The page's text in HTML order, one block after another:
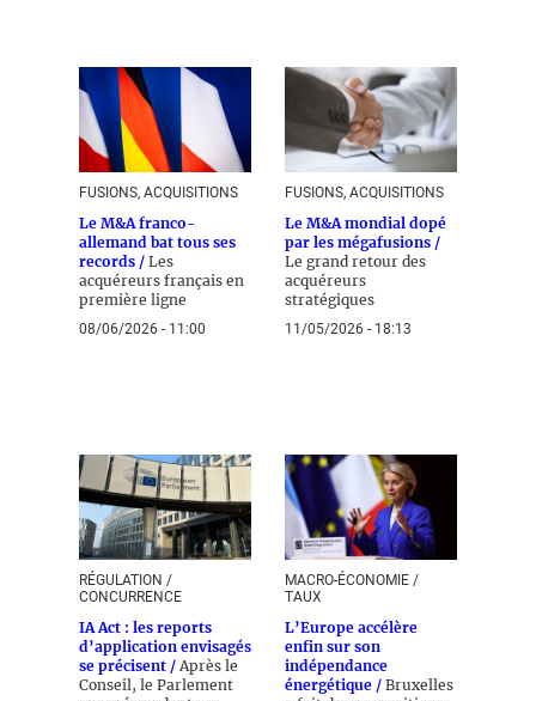
FUSIONS, ACQUISITIONS
Le M&A franco-
allemand bat tous ses
records / Les
acquéreurs français en
première ligne
08/06/2026 - 11:00
FUSIONS, ACQUISITIONS
Le M&A mondial dopé
par les mégafusions /
Le grand retour des
acquéreurs
stratégiques
11/05/2026 - 18:13
RÉGULATION /
CONCURRENCE
IA Act : les reports
d’application envisagés
se précisent / Après le
Conseil, le Parlement
MACRO-ÉCONOMIE /
TAUX
L’Europe accélère
enfin sur son
indépendance
énergétique / Bruxelles